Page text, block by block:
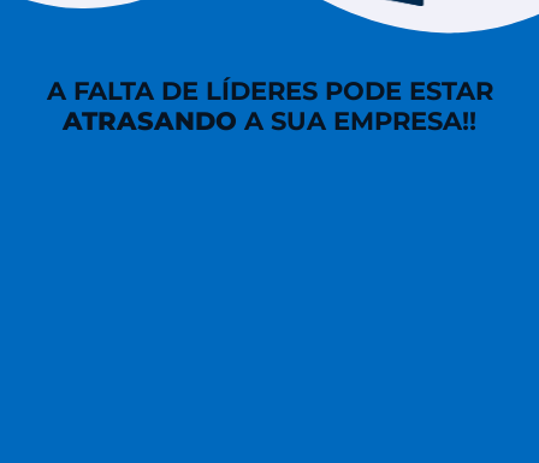
A FALTA DE LÍDERES PODE ESTAR
ATRASANDO A SUA EMPRESA!!